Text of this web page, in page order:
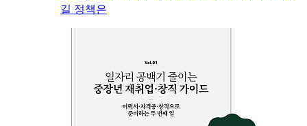
길 정책은